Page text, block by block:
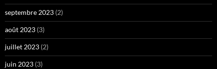
septembre 2023 (2)
août 2023 (3)
juillet 2023 (2)
juin 2023 (3)